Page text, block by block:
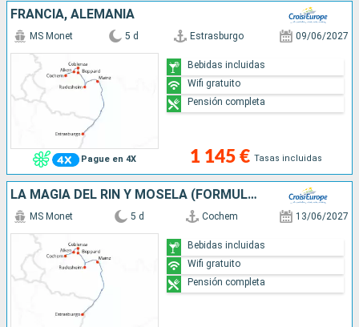
FRANCIA, ALEMANIA
Pague en 4X
MS Monet 5 d Estrasburgo 09/06/2027
1 145 € Tasas incluidas
Bebidas incluidas
Wifi gratuito
Pensión completa
LA MAGIA DEL RIN Y MOSELA (FORMULA PUERTO/PUERTO)
MS Monet 5 d Cochem 13/06/2027
Bebidas incluidas
Wifi gratuito
Pensión completa